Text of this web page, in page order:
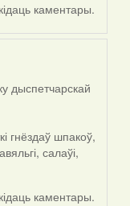
каментары.
дыспетчарскай
гнёздаў шпакоў,
салаўі,
каментары.